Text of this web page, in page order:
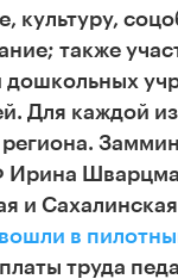
культуру,
также
дошкольных
Для каждой
Ирина
и
вошли в
труда